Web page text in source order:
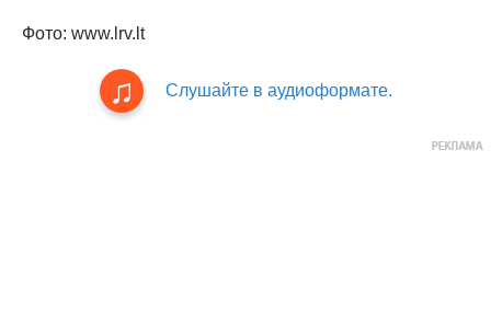
Фото: www.lrv.lt
Слушайте в аудиоформате.